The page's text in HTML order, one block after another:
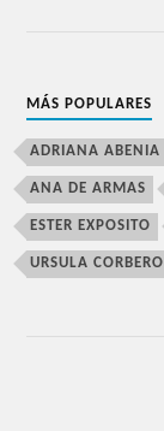
MÁS POPULARES
ADRIANA ABENIA
ANA DE ARMAS
ESTER EXPOSITO
URSULA CORBERO